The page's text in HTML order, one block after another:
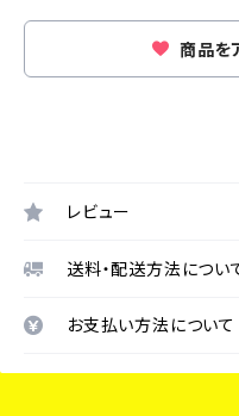
商品を
レビュー
送料・配送方法につい
お支払い方法について